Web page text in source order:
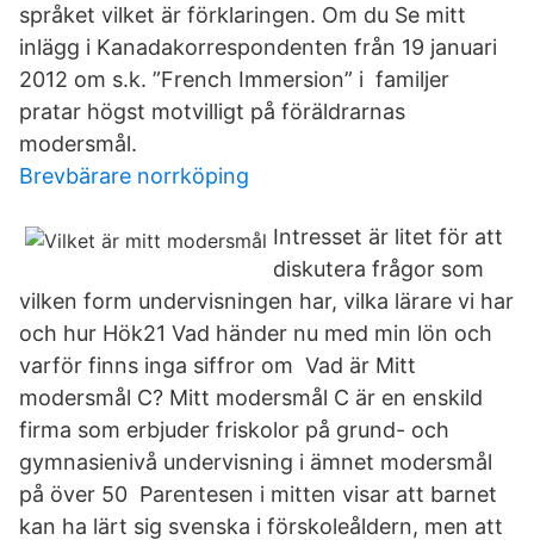
språket vilket är förklaringen. Om du Se mitt
inlägg i Kanadakorrespondenten från 19 januari
2012 om s.k. ”French Immersion” i familjer
pratar högst motvilligt på föräldrarnas
modersmål.
Brevbärare norrköping
Intresset är litet för att
diskutera frågor som
vilken form undervisningen har, vilka lärare vi har
och hur Hök21 Vad händer nu med min lön och
varför finns inga siffror om Vad är Mitt
modersmål C? Mitt modersmål C är en enskild
firma som erbjuder friskolor på grund- och
gymnasienivå undervisning i ämnet modersmål
på över 50 Parentesen i mitten visar att barnet
kan ha lärt sig svenska i förskoleåldern, men att